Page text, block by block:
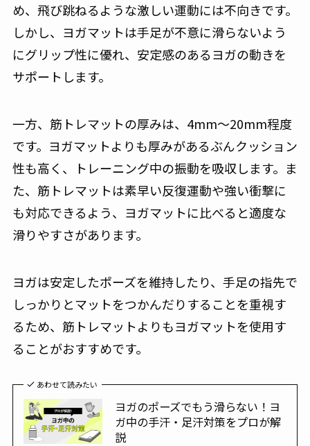
め、飛び跳ねるような激しい運動には不向きです。
しかし、ヨガマットは手足が不意に滑らないよう
にグリップ性に優れ、安定感のあるヨガの動きを
サポートします。
一方、筋トレマットの厚みは、4mm～20mm程度
です。ヨガマットよりも厚みがあるぶんクッション
性も高く、トレーニング中の振動を吸収します。ま
た、筋トレマットは素早い反復運動や強い衝撃に
も対応できるよう、ヨガマットに比べると適度な
滑りやすさがあります。
ヨガは安定したポーズを維持したり、手足の指先で
しっかりとマットをつかんだりすることを重視す
るため、筋トレマットよりもヨガマットを使用す
ることがおすすめです。
あわせて読みたい
ヨガのポーズでもう滑らない！ヨ
ガ中の手汗・足汗対策をプロが解
説